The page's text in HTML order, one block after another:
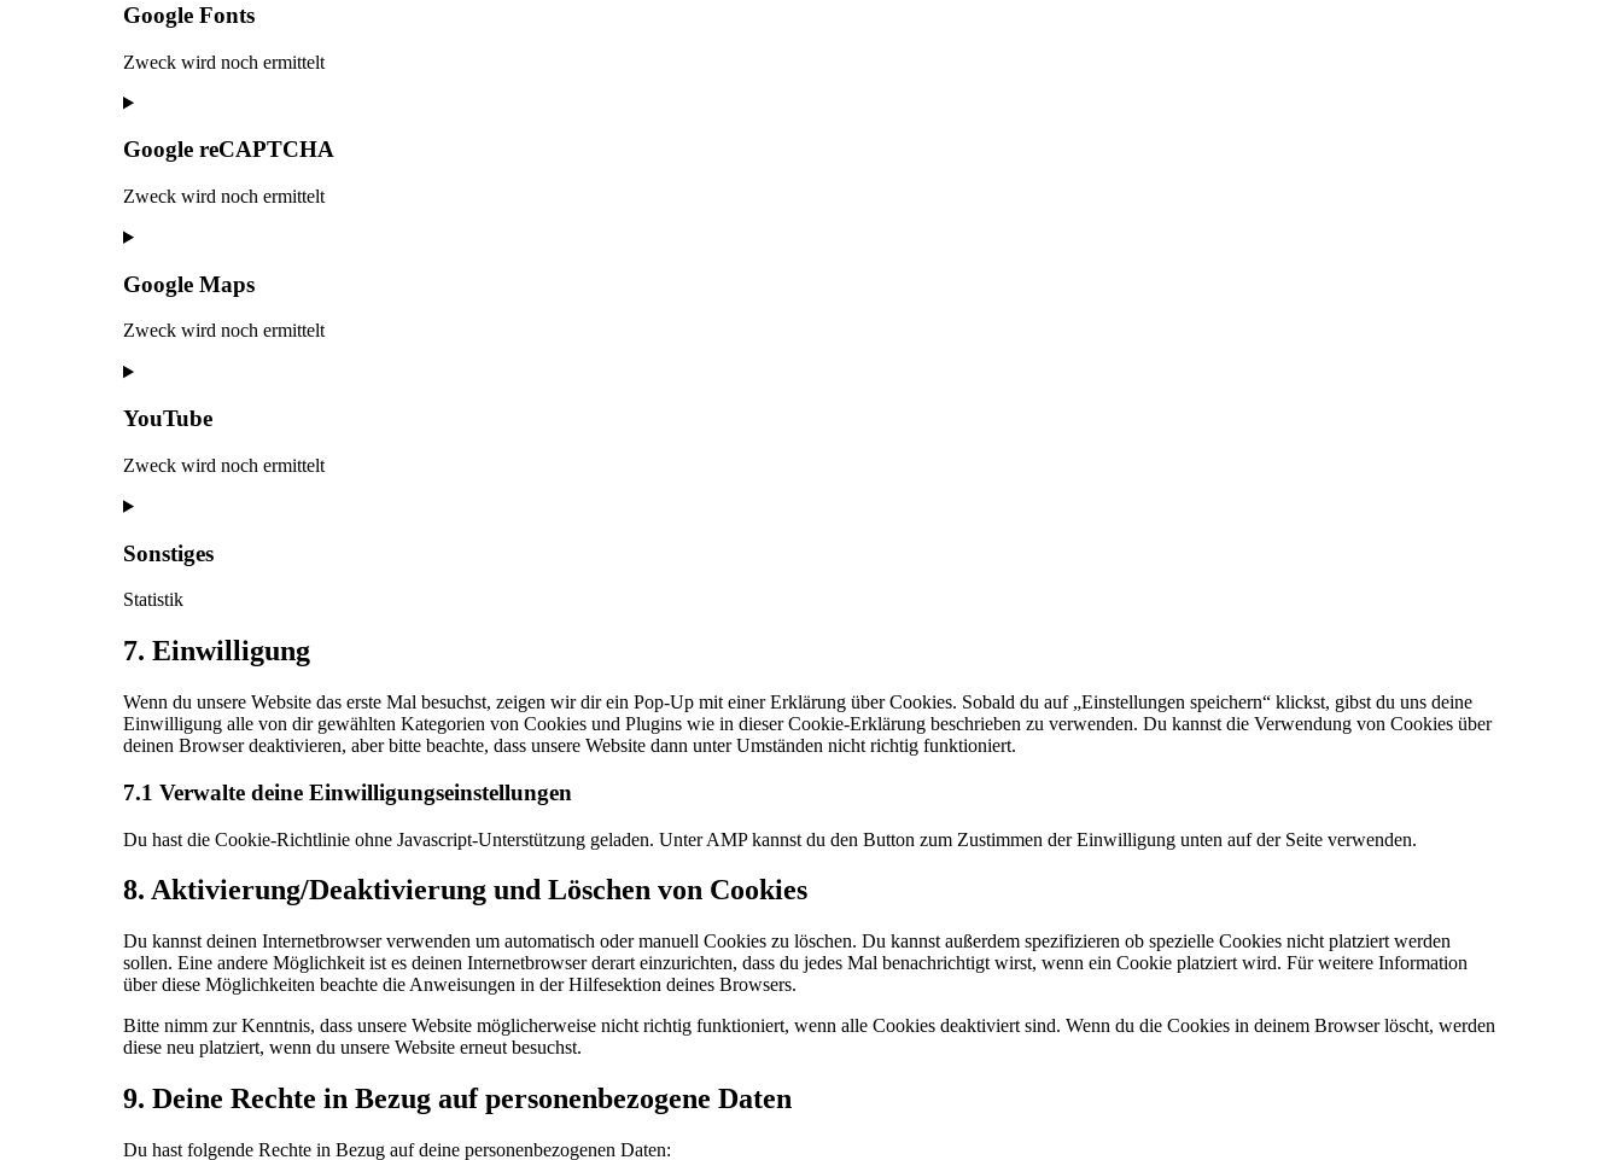
Google Fonts
Zweck wird noch ermittelt
Google reCAPTCHA
Zweck wird noch ermittelt
Google Maps
Zweck wird noch ermittelt
YouTube
Zweck wird noch ermittelt
Sonstiges
Statistik
7. Einwilligung
Wenn du unsere Website das erste Mal besuchst, zeigen wir dir ein Pop-Up mit einer Erklärung über Cookies. Sobald du auf „Einstellungen speichern“ klickst, gibst du uns deine
Einwilligung alle von dir gewählten Kategorien von Cookies und Plugins wie in dieser Cookie-Erklärung beschrieben zu verwenden. Du kannst die Verwendung von Cookies über
deinen Browser deaktivieren, aber bitte beachte, dass unsere Website dann unter Umständen nicht richtig funktioniert.
7.1 Verwalte deine Einwilligungseinstellungen
Du hast die Cookie-Richtlinie ohne Javascript-Unterstützung geladen. Unter AMP kannst du den Button zum Zustimmen der Einwilligung unten auf der Seite verwenden.
8. Aktivierung/Deaktivierung und Löschen von Cookies
Du kannst deinen Internetbrowser verwenden um automatisch oder manuell Cookies zu löschen. Du kannst außerdem spezifizieren ob spezielle Cookies nicht platziert werden
sollen. Eine andere Möglichkeit ist es deinen Internetbrowser derart einzurichten, dass du jedes Mal benachrichtigt wirst, wenn ein Cookie platziert wird. Für weitere Information
über diese Möglichkeiten beachte die Anweisungen in der Hilfesektion deines Browsers.
Bitte nimm zur Kenntnis, dass unsere Website möglicherweise nicht richtig funktioniert, wenn alle Cookies deaktiviert sind. Wenn du die Cookies in deinem Browser löscht, werden
diese neu platziert, wenn du unsere Website erneut besuchst.
9. Deine Rechte in Bezug auf personenbezogene Daten
Du hast folgende Rechte in Bezug auf deine personenbezogenen Daten: